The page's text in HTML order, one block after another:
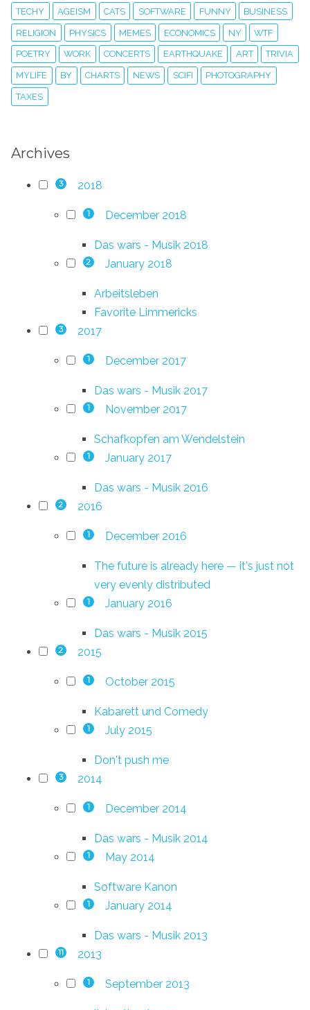
TECHY AGEISM CATS SOFTWARE FUNNY BUSINESS
RELIGION PHYSICS MEMES ECONOMICS NY WTF
POETRY WORK CONCERTS EARTHQUAKE ART TRIVIA
MYLIFE BY CHARTS NEWS SCIFI PHOTOGRAPHY
TAXES
Archives
3 2018
1 December 2018
Das wars - Musik 2018
2 January 2018
Arbeitsleben
Favorite Limmericks
3 2017
1 December 2017
Das wars - Musik 2017
1 November 2017
Schafkopfen am Wendelstein
1 January 2017
Das wars - Musik 2016
2 2016
1 December 2016
The future is already here — it's just not
very evenly distributed
1 January 2016
Das wars - Musik 2015
2 2015
1 October 2015
Kabarett und Comedy
1 July 2015
Don't push me
3 2014
1 December 2014
Das wars - Musik 2014
1 May 2014
Software Kanon
1 January 2014
Das wars - Musik 2013
11 2013
1 September 2013